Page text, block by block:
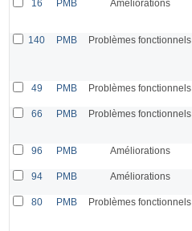
16 PMB Améliorations
140 PMB Problèmes fonctionnels
49 PMB Problèmes fonctionnels
66 PMB Problèmes fonctionnels
96 PMB Améliorations
94 PMB Améliorations
80 PMB Problèmes fonctionnels